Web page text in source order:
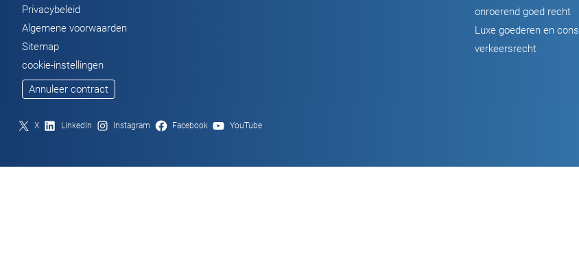
Privacybeleid
Algemene voorwaarden
Sitemap
cookie-instellingen
Annuleer contract
onroerend goed recht
Luxe goederen en
verkeersrecht
X LinkedIn Instagram Facebook YouTube